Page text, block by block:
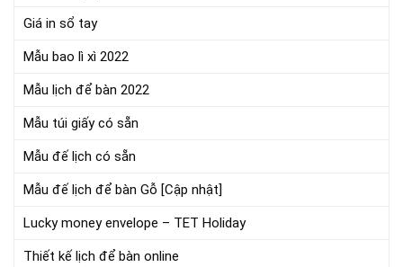
Giá in sổ tay
Mẫu bao lì xì 2022
Mẫu lịch để bàn 2022
Mẫu túi giấy có sẵn
Mẫu đế lịch có sẵn
Mẫu đế lịch để bàn Gỗ [Cập nhật]
Lucky money envelope – TET Holiday
Thiết kế lịch để bàn online